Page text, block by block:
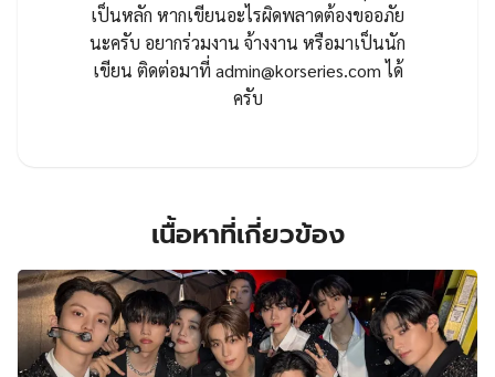
เป็นหลัก หากเขียนอะไรผิดพลาดต้องขออภัย
นะครับ อยากร่วมงาน จ้างงาน หรือมาเป็นนัก
เขียน ติดต่อมาที่ admin@korseries.comได้
ครับ
เนื้อหาที่เกี่ยวข้อง